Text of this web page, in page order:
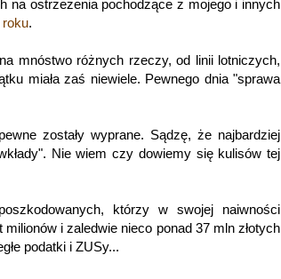
na ostrzeżenia pochodzące z mojego i innych
roku.
mnóstwo różnych rzeczy, od linii lotniczych,
miała zaś niewiele. Pewnego dnia "sprawa
zostały wyprane. Sądzę, że najbardziej
Nie wiem czy dowiemy się kulisów tej
którzy w swojej naiwności
i zaledwie nieco ponad 37 mln złotych
podatki i ZUSy...